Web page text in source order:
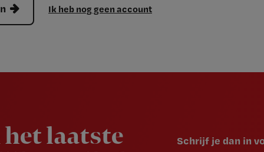
Ik heb nog geen account
laatste
Schrijf je dan in